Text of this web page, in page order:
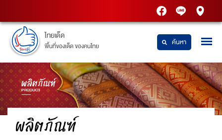
PTT
PTT
ไทยเด็ด
พื้นที่ของเด็ด ของคนไทย ค้นหา
ผลิตภัณฑ์